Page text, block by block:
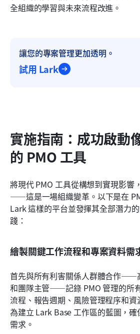
全組織的學習與未來流程改進。
讓您的專案管理更加透明。
試用 Lark
實施指南：成功啟動
的 PMO 工具
將現代 PMO 工具從構想到實現影響
——這是一場組織變革。以下是在
Lark 這樣的平台並發揮其全部潛力
踐：
繪製關鍵工作流程和專案資料需
首先與所有利害關係人群體合作——
和團隊主管——記錄 PMO 管理的所
流程、報告週期、風險管理程序和
為建立 Lark Base 工作區的藍圖，
需求。